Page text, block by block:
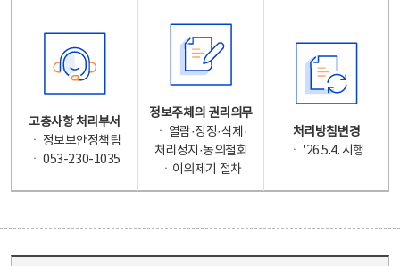
고충사항 처리부서
ㆍ 정보보안정책팀
ㆍ 053-230-1035
정보주체의 권리의무
ㆍ 열람·정정·삭제·
처리정지·동의철회
ㆍ이의제기 절차
처리방침변경
ㆍ '26.5.4. 시행